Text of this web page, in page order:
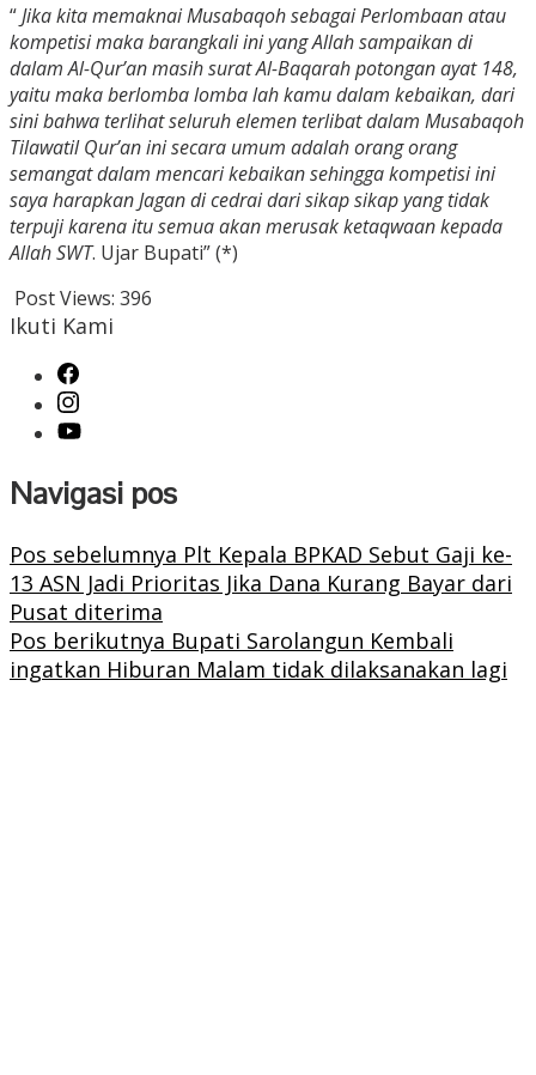
“Jika kita memaknai Musabaqoh sebagai Perlombaan atau
kompetisi maka barangkali ini yang Allah sampaikan di
dalam Al-Qur’an masih surat Al-Baqarah potongan ayat 148,
yaitu maka berlomba lomba lah kamu dalam kebaikan, dari
sini bahwa terlihat seluruh elemen terlibat dalam Musabaqoh
Tilawatil Qur’an ini secara umum adalah orang orang
semangat dalam mencari kebaikan sehingga kompetisi ini
saya harapkan Jagan di cedrai dari sikap sikap yang tidak
terpuji karena itu semua akan merusak ketaqwaan kepada
Allah SWT. Ujar Bupati” (*)
Post Views: 396
Ikuti Kami
Navigasi pos
Pos sebelumnya Plt Kepala BPKAD Sebut Gaji ke-
13 ASN Jadi Prioritas Jika Dana Kurang Bayar dari
Pusat diterima
Pos berikutnya Bupati Sarolangun Kembali
ingatkan Hiburan Malam tidak dilaksanakan lagi